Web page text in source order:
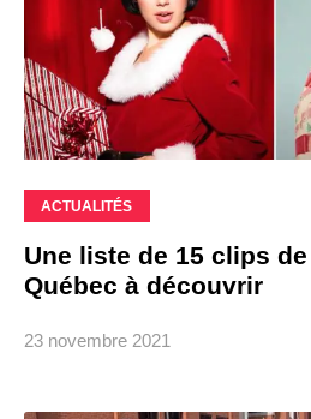
ACTUALITÉS
Une liste de 15 clips
Québec à découvrir
23 novembre 2021